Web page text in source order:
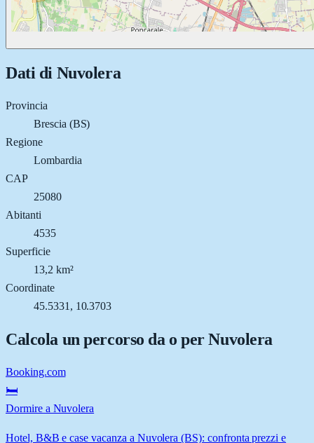
Dati di Nuvolera
Provincia
Brescia (BS)
Regione
Lombardia
CAP
25080
Abitanti
4535
Superficie
13,2 km²
Coordinate
45.5331, 10.3703
Calcola un percorso da o perNuvolera
Booking.com
🛏️
Dormire a Nuvolera
Hotel, B&B e case vacanza a Nuvolera (BS): confronta prezzi e